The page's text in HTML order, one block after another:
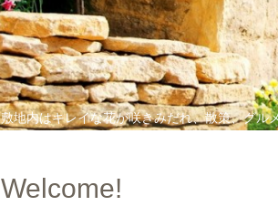
敷地内はキレイな花が咲きみだれ、散策、グル
Welcome!